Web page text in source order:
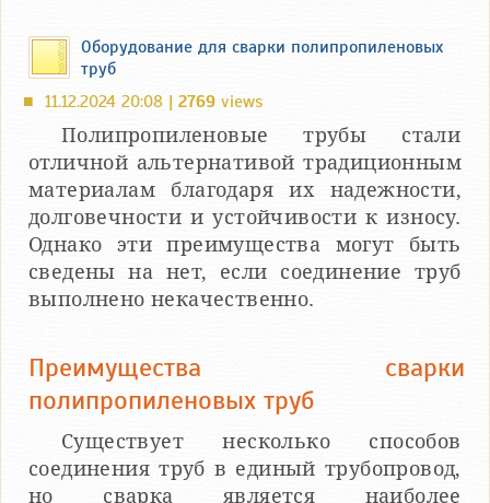
Оборудование для сварки полипропиленовых
труб
■ 11.12.2024 20:08 | 2769 views
Полипропиленовые трубы стали
отличной альтернативой традиционным
материалам благодаря их надежности,
долговечности и устойчивости к износу.
Однако эти преимущества могут быть
сведены на нет, если соединение труб
выполнено некачественно.
Преимущества сварки
полипропиленовых труб
Существует несколько способов
соединения труб в единый трубопровод,
но сварка является наиболее